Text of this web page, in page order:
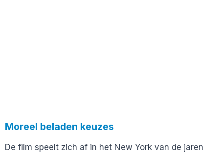
Moreel beladen keuzes
De film speelt zich af in het New York van de jaren